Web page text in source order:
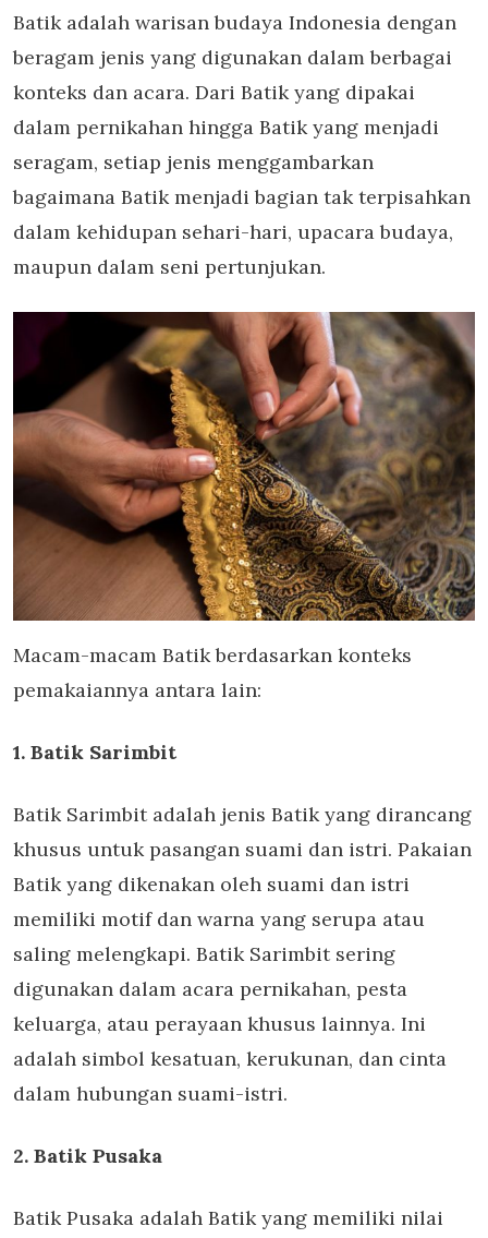
Batik adalah warisan budaya Indonesia dengan
beragam jenis yang digunakan dalam berbagai
konteks dan acara. Dari Batik yang dipakai
dalam pernikahan hingga Batik yang menjadi
seragam, setiap jenis menggambarkan
bagaimana Batik menjadi bagian tak terpisahkan
dalam kehidupan sehari-hari, upacara budaya,
maupun dalam seni pertunjukan.
Macam-macam Batik berdasarkan konteks
pemakaiannya antara lain:
1. Batik Sarimbit
Batik Sarimbit adalah jenis Batik yang dirancang
khusus untuk pasangan suami dan istri. Pakaian
Batik yang dikenakan oleh suami dan istri
memiliki motif dan warna yang serupa atau
saling melengkapi. Batik Sarimbit sering
digunakan dalam acara pernikahan, pesta
keluarga, atau perayaan khusus lainnya. Ini
adalah simbol kesatuan, kerukunan, dan cinta
dalam hubungan suami-istri.
2. Batik Pusaka
Batik Pusaka adalah Batik yang memiliki nilai